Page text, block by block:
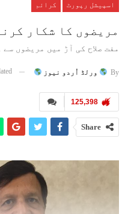
اسپیشل رپورٹ کرائم
مریضوں کا شکار
مفت صلاح کی آڑ میں مریضوں
By ورلڈ اُردو نیوز
125,398
Share